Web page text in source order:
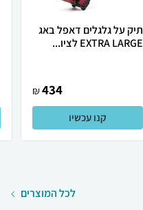
תיק על גלגלים דאפל באג
EXTRA LARGE לציו...
434
₪
קנו עכשיו
לכל המוצרים